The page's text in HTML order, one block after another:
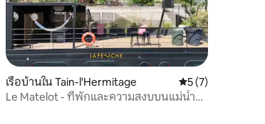
จาก 5, 92 รีวิว
เรือบ้านใน Tain-l'Hermitage คะแนนเฉลี่ย 5 จา
5 (7)
Le Matelot - ที่พักและความสงบบนแม่น้ำ